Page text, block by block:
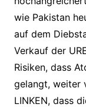
wie Pakistan
auf dem
Verkauf der
Risiken, dass
gelangt, weiter
LINKEN, dass